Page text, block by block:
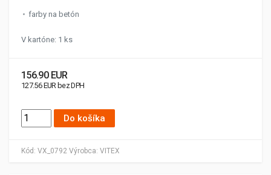
Kód: VX_0792 Výrobca: VITEX
farby na betón
V kartóne: 1 ks
156.90 EUR
127.56 EUR bez DPH
Do košíka